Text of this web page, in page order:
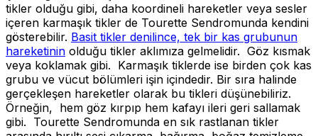
tikler olduğu gibi, daha koordineli hareketler veya sesler
içeren karmaşık tikler de Tourette Sendromunda kendini
gösterebilir. Basit tikler denilince, tek bir kas grubunun
hareketinin olduğu tikler aklımıza gelmelidir. Göz kısmak
veya koklamak gibi. Karmaşık tiklerde ise birden çok kas
grubu ve vücut bölümleri işin içindedir. Bir sıra halinde
gerçekleşen hareketler olarak bu tikleri düşünebiliriz.
Örneğin, hem göz kırpıp hem kafayı ileri geri sallamak
gibi. Tourette Sendromunda en sık rastlanan tikler